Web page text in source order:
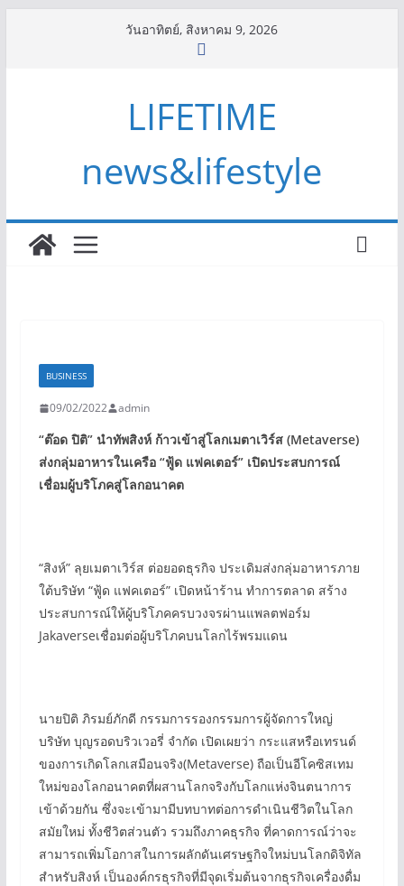
วันอาทิตย์, สิงหาคม 9, 2026
LIFETIME
news&lifestyle
BUSINESS
09/02/2022 admin
“ต๊อด ปิติ” นำทัพสิงห์ ก้าวเข้าสู่โลกเมตาเวิร์ส (Metaverse)
ส่งกลุ่มอาหารในเครือ “ฟู้ด แฟคเตอร์” เปิดประสบการณ์
เชื่อมผู้บริโภคสู่โลกอนาคต
“สิงห์” ลุยเมตาเวิร์ส ต่อยอดธุรกิจ ประเดิมส่งกลุ่มอาหารภาย
ใต้บริษัท “ฟู้ด แฟคเตอร์” เปิดหน้าร้าน ทำการตลาด สร้าง
ประสบการณ์ให้ผู้บริโภคครบวงจรผ่านแพลตฟอร์ม
Jakaverseเชื่อมต่อผู้บริโภคบนโลกไร้พรมแดน
นายปิติ ภิรมย์ภักดี กรรมการรองกรรมการผู้จัดการใหญ่
บริษัท บุญรอดบริวเวอรี่ จำกัด เปิดเผยว่า กระแสหรือเทรนด์
ของการเกิดโลกเสมือนจริง(Metaverse) ถือเป็นอีโคซิสเทม
ใหม่ของโลกอนาคตที่ผสานโลกจริงกับโลกแห่งจินตนาการ
เข้าด้วยกัน ซึ่งจะเข้ามามีบทบาทต่อการดำเนินชีวิตในโลก
สมัยใหม่ ทั้งชีวิตส่วนตัว รวมถึงภาคธุรกิจ ที่คาดการณ์ว่าจะ
สามารถเพิ่มโอกาสในการผลักดันเศรษฐกิจใหม่บนโลกดิจิทัล
สำหรับสิงห์ เป็นองค์กรธุรกิจที่มีจุดเริ่มต้นจากธุรกิจเครื่องดื่ม